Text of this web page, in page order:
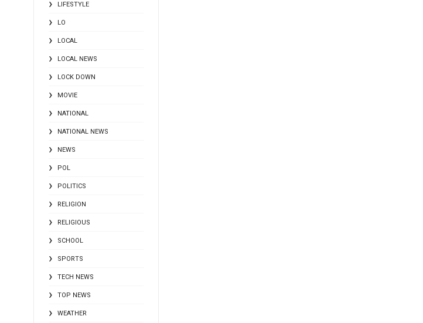
LIFESTYLE
LO
LOCAL
LOCAL NEWS
LOCK DOWN
MOVIE
NATIONAL
NATIONAL NEWS
NEWS
POL
POLITICS
RELIGION
RELIGIOUS
SCHOOL
SPORTS
TECH NEWS
TOP NEWS
WEATHER